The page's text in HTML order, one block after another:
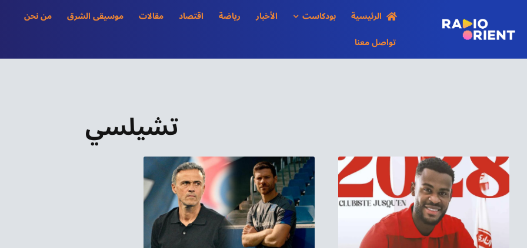
content
الرئيسية بودكاست الأخبار رياضة اقتصاد مقالات موسيقى الشرق
من نحن
تواصل معنا
تشيلسي